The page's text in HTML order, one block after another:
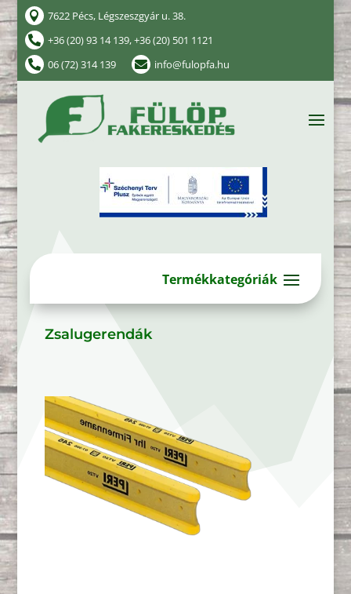
 7622 Pécs, Légszeszgyár u. 38.
 +36 (20) 93 14 139, +36 (20) 501 1121
 06 (72) 314 139  info@fulopfa.hu
Zsalugerendák